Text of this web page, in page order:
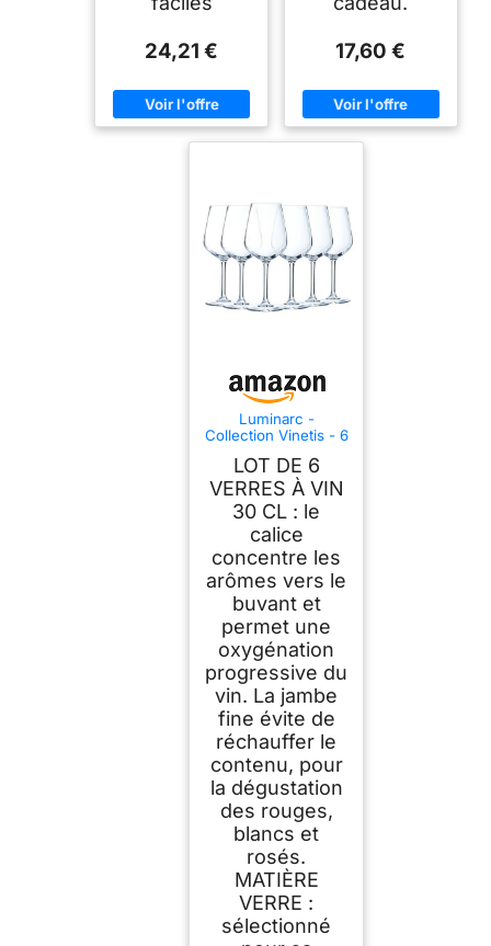
24,21 € 17,60 €
Luminarc -
Collection Vinetis - 6
verres à pied 30 cl -
Design moderne et
élégant - Fabriqués
en France -
Emballage renforcé
LOT DE 6
VERRES À VIN
30 CL : le
calice
concentre les
arômes vers le
buvant et
permet une
oxygénation
progressive du
vin. La jambe
fine évite de
réchauffer le
contenu, pour
la dégustation
des rouges,
blancs et
rosés.
MATIÈRE
VERRE :
sélectionné